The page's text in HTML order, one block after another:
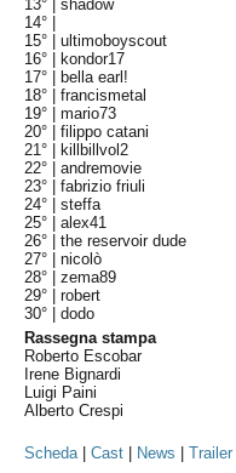
13° |shadow
14° |
15° |ultimoboyscout
16° |
kondor17
17° |
bella earl!
18° |francismetal
19° |mario73
20° |filippo catani
21° |
killbillvol2
22° |andremovie
23° |fabrizio friuli
24° |steffa
25° |alex41
26° |the reservoir dude
27° |nicolò
28° |zema89
29° |robert
30° |dodo
Rassegna stampa
Roberto Escobar
Irene Bignardi
Luigi Paini
Alberto Crespi
Scheda|Cast News |Trailer